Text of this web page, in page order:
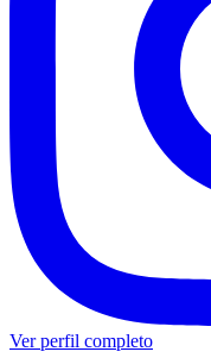
Ver perfil completo